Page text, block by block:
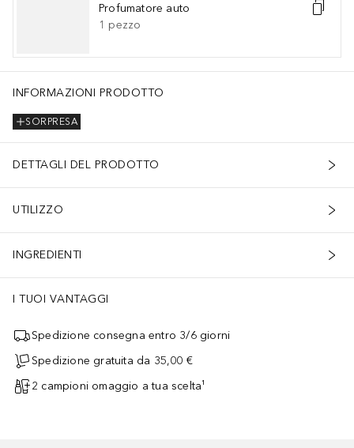
Profumatore auto
1 pezzo
INFORMAZIONI PRODOTTO
SORPRESA
DETTAGLI DEL PRODOTTO
UTILIZZO
INGREDIENTI
I TUOI VANTAGGI
Spedizione consegna entro 3/6 giorni
Spedizione gratuita da 35,00 €
2 campioni omaggio a tua scelta¹